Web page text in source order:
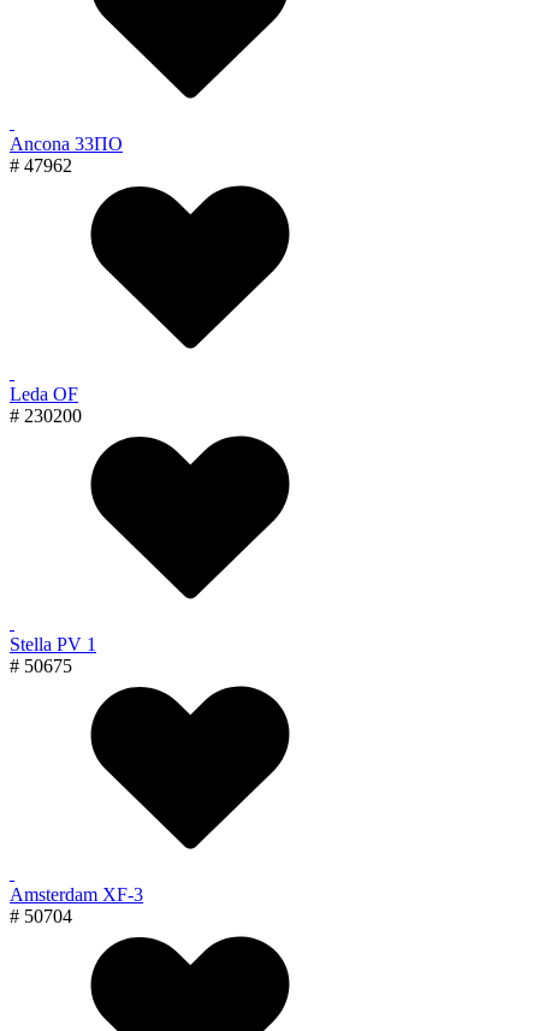
Ancona 33ПО
# 47962
Leda OF
# 230200
Stella PV 1
# 50675
Amsterdam XF-3
# 50704